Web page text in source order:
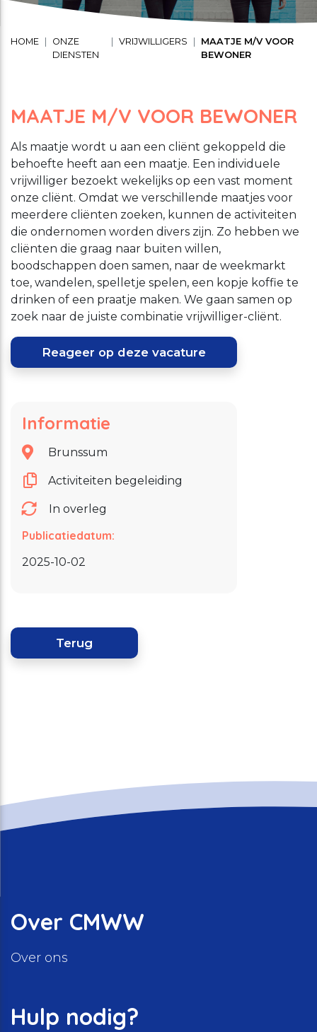
HOME
ONZE
DIENSTEN
VRIJWILLIGERS
MAATJE M/V VOOR
BEWONER
MAATJE M/V VOOR BEWONER
Als maatje wordt u aan een cliënt gekoppeld die
behoefte heeft aan een maatje. Een individuele
vrijwilliger bezoekt wekelijks op een vast moment
onze cliënt. Omdat we verschillende maatjes voor
meerdere cliënten zoeken, kunnen de activiteiten
die ondernomen worden divers zijn. Zo hebben we
cliënten die graag naar buiten willen,
boodschappen doen samen, naar de weekmarkt
toe, wandelen, spelletje spelen, een kopje koffie te
drinken of een praatje maken. We gaan samen op
zoek naar de juiste combinatie vrijwilliger-cliënt.
Reageer op deze vacature
Informatie
Brunssum
Activiteiten begeleiding
In overleg
Publicatiedatum:
2025-10-02
Terug
Over CMWW
Over ons
Hulp nodig?
Schuldhulpverlening
Maaltijd service
Welzijnsactiviteiten
Stage lopen bij CMWW